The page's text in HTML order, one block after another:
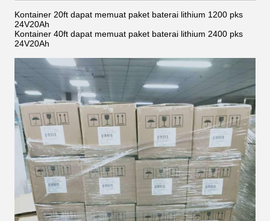
Kontainer 20ft dapat memuat paket baterai lithium 1200 pks
24V20Ah
Kontainer 40ft dapat memuat paket baterai lithium 2400 pks
24V20Ah